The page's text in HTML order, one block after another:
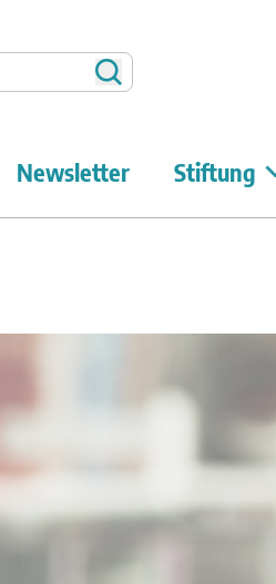
Suchen
Newsletter Stiftung